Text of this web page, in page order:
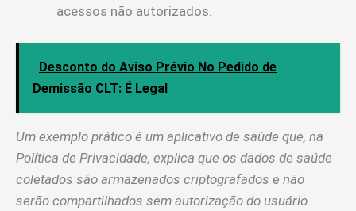
acessos não autorizados.
Desconto do Aviso Prévio No Pedido de
Demissão CLT: É Legal
Um exemplo prático é um aplicativo de saúde que, na
Política de Privacidade, explica que os dados de saúde
coletados são armazenados criptografados e não
serão compartilhados sem autorização do usuário.